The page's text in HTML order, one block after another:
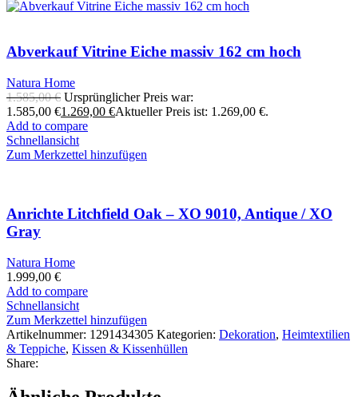
Abverkauf Vitrine Eiche massiv 162 cm hoch
Natura Home
1.585,00€ Ursprünglicher Preis war:
1.585,00 €1.269,00 €Aktueller Preis ist: 1.269,00 €.
Add to compare
Schnellansicht
Zum Merkzettel hinzufügen
Anrichte Litchfield Oak – XO 9010, Antique / XO
Gray
Natura Home
1.999,00 €
Add to compare
Schnellansicht
Zum Merkzettel hinzufügen
Artikelnummer: 1291434305 Kategorien: Dekoration, Heimtextilien
& Teppiche, Kissen & Kissenhüllen
Share: